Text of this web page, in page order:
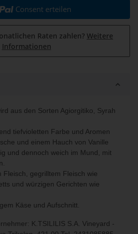
Consent erteilen
Raten zahlen? Weitere
Informationen
aus den Sorten Agiorgitiko, Syrah
tiefvioletten Farbe und Aromen
und einem Hauch von Vanille
und dennoch weich im Mund, mit
Fleisch, gegrilltem Fleisch wie
und würzigen Gerichten wie
Käse und Aufschnitt.
K.TSILILIS S.A. Vineyard -